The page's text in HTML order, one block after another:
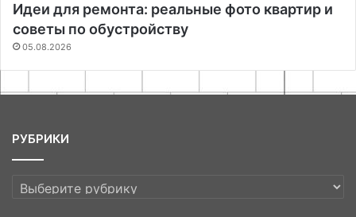
Идеи для ремонта: реальные фото квартир и
советы по обустройству
05.08.2026
РУБРИКИ
РУБРИКИ